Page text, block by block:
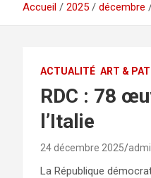
Accueil 2025 décembre
ACTUALITÉ ART &
RDC : 78
l’Italie
24 décembre 2025
La République